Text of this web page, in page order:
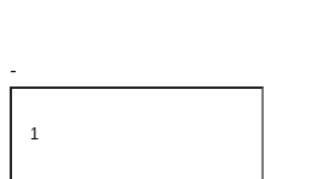
-